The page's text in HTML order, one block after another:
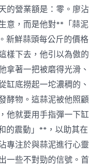
的營業額是：零。廖沾
意，而是他對**「蒜泥
新鮮蒜頭每公斤的價格
樣下去，他引以為傲的
拿著一把被磨得光滑、
缸底撈起一坨濃稠的、
酵物。這蒜泥被他照顧
他就要用手指彈一下缸
的震動」**，以助其在
專注於與蒜泥進行心靈
一些不對勁的信號。首